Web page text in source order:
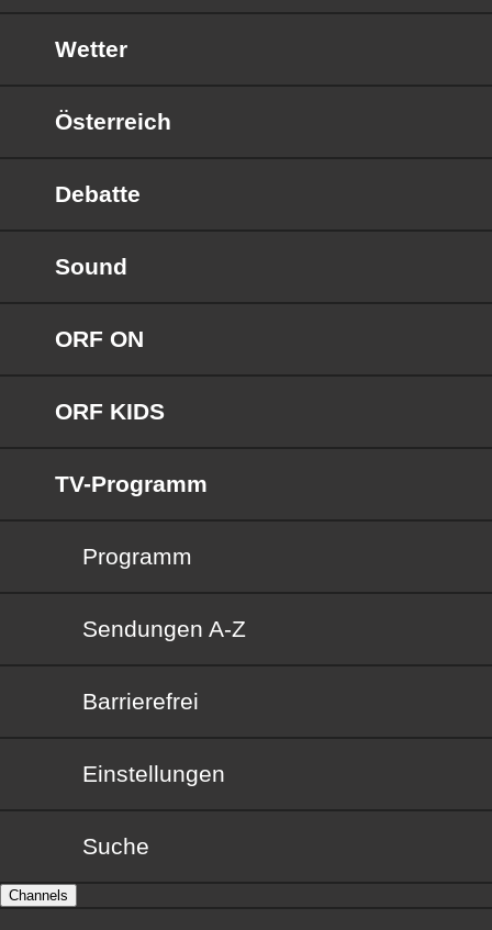
Wetter
Österreich
Debatte
Sound
ORF ON
ORF KIDS
TV-Programm
Programm
Sendungen von A bis Z
Sendungen A-Z
Barrierefrei
Barrierefrei
Einstellungen
Suche
Channels